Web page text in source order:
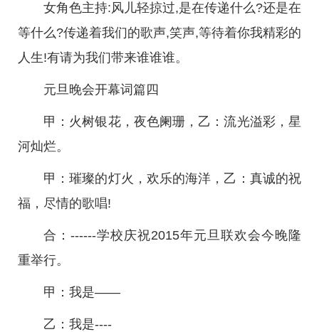
女角色主持:风儿轻掠过,是在传递什么?还是在
等什么?传递着我们的歌声,笑声,等待着你我精彩的
人生!有请为我们带来谁谁谁。
元旦晚会开幕词篇四
甲：火树银花，夜色阑珊，乙：流光溢彩，星
河灿烂。
甲：璀璨的灯火，欢乐的海洋，乙：真诚的祝
福，尽情的歌唱!
合：------学校庆祝2015年元旦联欢会今晚隆
重举行。
甲：我是——
乙：我是----